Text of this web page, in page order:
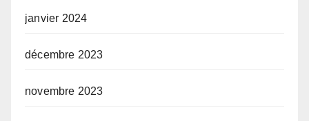
janvier 2024
décembre 2023
novembre 2023